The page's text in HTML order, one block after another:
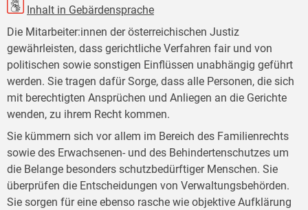
Inhalt in Gebärdensprache
Die Mitarbeiter:innen der österreichischen Justiz
gewährleisten, dass gerichtliche Verfahren fair und von
politischen sowie sonstigen Einflüssen unabhängig geführt
werden. Sie tragen dafür Sorge, dass alle Personen, die sich
mit berechtigten Ansprüchen und Anliegen an die Gerichte
wenden, zu ihrem Recht kommen.
Sie kümmern sich vor allem im Bereich des Familienrechts
sowie des Erwachsenen- und des Behindertenschutzes um
die Belange besonders schutzbedürftiger Menschen. Sie
überprüfen die Entscheidungen von Verwaltungsbehörden.
Sie sorgen für eine ebenso rasche wie objektive Aufklärung